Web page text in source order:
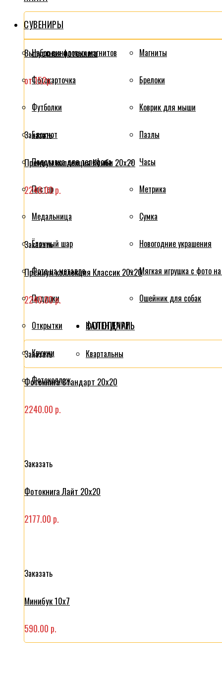
Выпускная фотокнига
от 152р.
Заказать
Премиум коллекция Комби 20x20
2240.00 р.
Заказать
Премиум коллекция Классик 20x20
2240.00 р.
Заказать
Фотокнига Стандарт 20x20
2240.00 р.
Заказать
Фотокнига Лайт 20x20
2177.00 р.
Заказать
Минибук 10х7
590.00 р.
СУВЕНИРЫ
Набор виниловых магнитов
Фотокарточка
Футболки
Блокнот
Подставка для телефона
Постер
Медальница
Ёлочный шар
Фото на металле
Подушки
Магниты
Брелоки
Коврик для мыши
Пазлы
Часы
Метрика
Сумка
Новогодние украшения
Мягкая игрушка с фото
Ошейник для собак
Открытки
Кружки
Фотоколлаж
ФОТОПЕЧАТЬ
КАЛЕНДАРИ
Квартальны